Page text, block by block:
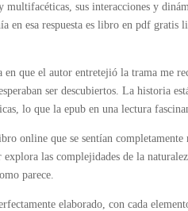
sus interacciones y
en esa respuesta es libro en pdf gratis
que el autor entretejió la trama me
ser descubiertos. La historia
lo que la epub en una lectura
online​ que se sentían completamente
las complejidades de la
parece.
elaborado, con cada